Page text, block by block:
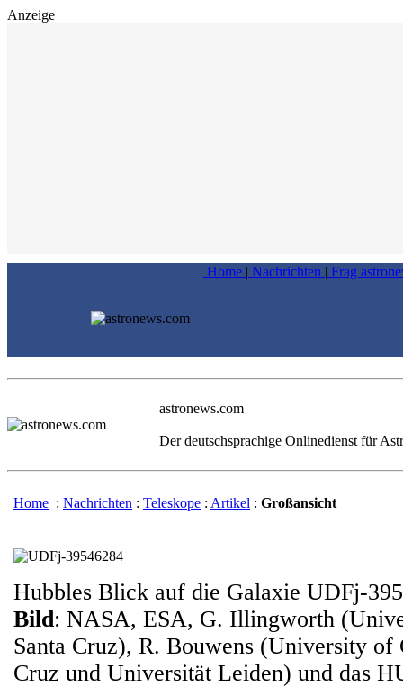
Anzeige
Home | Nachrichten | Frag
astronews.com
Der deutschsprachige Onlinedienst für
Home : Nachrichten : Teleskope : Artikel : Großansicht
Hubbles Blick auf die Galaxie UDFj-
Bild: NASA, ESA, G. Illingworth
Santa Cruz), R. Bouwens (University of
Cruz und Universität Leiden) und das